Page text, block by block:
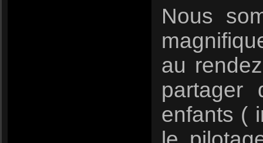
Nous
au
partager
enfants (